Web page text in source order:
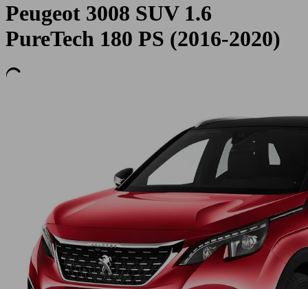
Peugeot 3008 SUV 1.6
PureTech 180 PS (2016-2020)